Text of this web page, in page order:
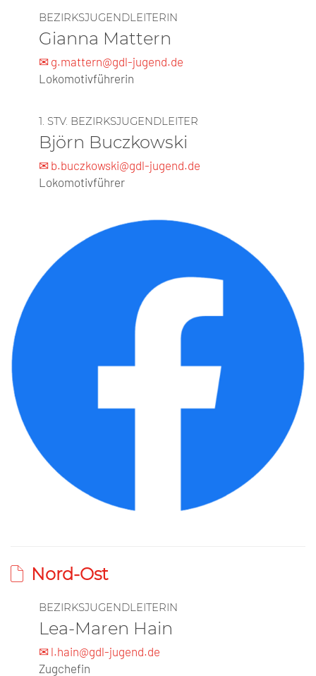
BEZIRKSJUGENDLEITERIN
Gianna Mattern
✉ g.mattern@gdl-jugend.de
Lokomotivführerin
1. STV. BEZIRKSJUGENDLEITER
Björn Buczkowski
✉ b.buczkowski@gdl-jugend.de
Lokomotivführer
Nord-Ost
BEZIRKSJUGENDLEITERIN
Lea-Maren Hain
✉ l.hain@gdl-jugend.de
Zugchefin